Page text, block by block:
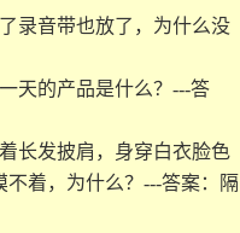
录音带也放了，为什么没
天的产品是什么？---答
长发披肩，身穿白衣脸色
着，为什么？---答案：隔